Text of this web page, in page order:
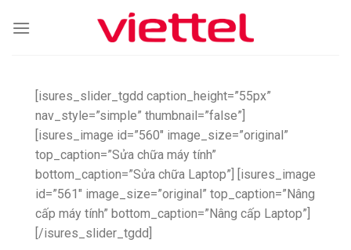
[isures_slider_tgdd caption_height=”55px”
nav_style=”simple” thumbnail=”false”]
[isures_image id=”560″ image_size=”original”
top_caption=”Sửa chữa máy tính”
bottom_caption=”Sửa chữa Laptop”] [isures_image
id=”561″ image_size=”original” top_caption=”Nâng
cấp máy tính” bottom_caption=”Nâng cấp Laptop”]
[/isures_slider_tgdd]